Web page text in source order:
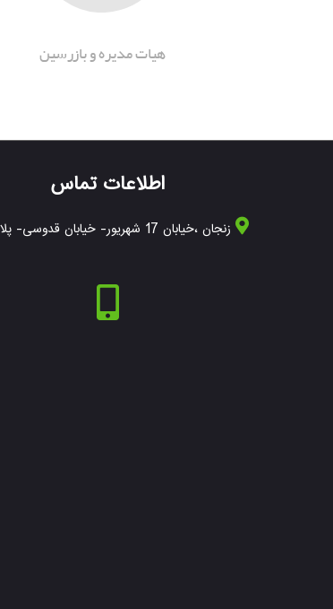
هیات مدیره و بازرسین
اطلاعات تماس
زنجان ،خیابان 17 شهریور- خیابان قدوسی- پلاک 76